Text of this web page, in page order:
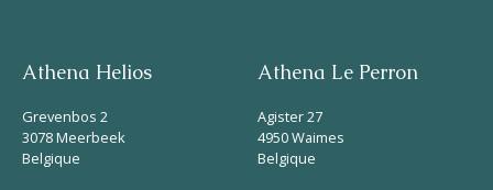
Athena Helios
Grevenbos 2
3078 Meerbeek
Belgique
Athena Le Perron
Agister 27
4950 Waimes
Belgique